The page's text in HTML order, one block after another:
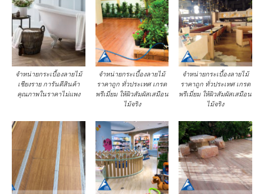
จำหน่ายกระเบื้องลายไม้
เชียงราย การันตีสินค้า
คุณภาพในราคาไม่แพง
จำหน่ายกระเบื้องลายไม้
ราคาถูก ทั่วประเทศ เกรด
พรีเมี่ยม ให้ผิวสัมผัสเสมือน
ไม้จริง
จำหน่ายกระเบื้องลายไม้
ราคาถูก ทั่วประเทศ เกรด
พรีเมี่ยม ให้ผิวสัมผัสเสมือน
ไม้จริง